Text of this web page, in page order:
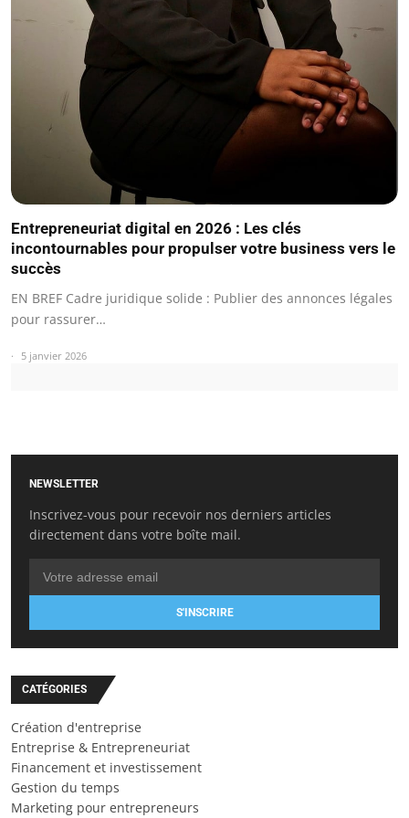
Entrepreneuriat digital en 2026 : Les clés
incontournables pour propulser votre business vers le
succès
EN BREF Cadre juridique solide : Publier des annonces légales
pour rassurer…
5 janvier 2026
NEWSLETTER
Inscrivez-vous pour recevoir nos derniers articles
directement dans votre boîte mail.
S'INSCRIRE
CATÉGORIES
Création d'entreprise
Entreprise & Entrepreneuriat
Financement et investissement
Gestion du temps
Marketing pour entrepreneurs